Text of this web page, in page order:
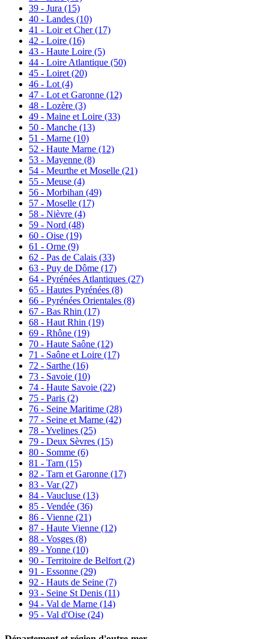
39 - Jura (15)
40 - Landes (10)
41 - Loir et Cher(17)
42 - Loire (16)
43 - Haute Loire (5)
44 - Loire Atlantique (50)
45 - Loiret (20)
46 - Lot (4)
47 - Lot et Garonne (12)
48 - Lozère (3)
49 - Maine et Loire (33)
50 - Manche (13)
51 - Marne (10)
52 - Haute Marne (12)
53 - Mayenne (8)
54 - Meurthe et Moselle (21)
55 - Meuse (4)
56 - Morbihan (49)
57 - Moselle (17)
58 - Nièvre (4)
59 - Nord (48)
60 - Oise (19)
61 - Orne (9)
62 - Pas de Calais (33)
63 - Puy de Dôme (17)
64 - Pyrénées Atlantiques (27)
65 - Hautes Pyrénées (8)
66 - Pyrénées Orientales (8)
67 - Bas Rhin (17)
68 - Haut Rhin (19)
69 - Rhône (19)
70 - Haute Saône (12)
71 - Saône et Loire (17)
72 - Sarthe (16)
73 - Savoie (10)
74 - Haute Savoie (22)
75 - Paris (2)
76 - Seine Maritime (28)
77 - Seine et Marne (42)
78 - Yvelines (25)
79 - Deux Sèvres (15)
80 - Somme (6)
81 - Tarn (15)
82 - Tarn et Garonne (17)
83 - Var(27)
84 - Vaucluse (13)
85 - Vendée (36)
86 - Vienne (21)
87 - Haute Vienne (12)
88 - Vosges (8)
89 - Yonne (10)
90 - Territoire de Belfort (2)
91 - Essonne (29)
92 - Hauts de Seine (7)
93 - Seine St Denis (11)
94 - Val de Marne (14)
95 - Val d'Oise (24)